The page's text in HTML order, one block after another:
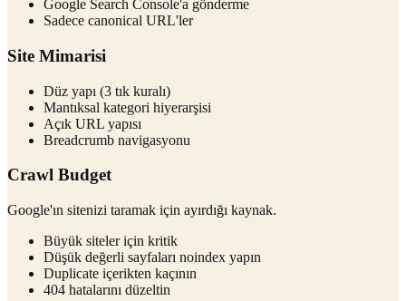
Google Search Console'a gönderme
Sadece canonical URL'ler
Site Mimarisi
Düz yapı (3 tık kuralı)
Mantıksal kategori hiyerarşisi
Açık URL yapısı
Breadcrumb navigasyonu
Crawl Budget
Google'ın sitenizi taramak için ayırdığı kaynak.
Büyük siteler için kritik
Düşük değerli sayfaları noindex yapın
Duplicate içerikten kaçının
404 hatalarını düzeltin